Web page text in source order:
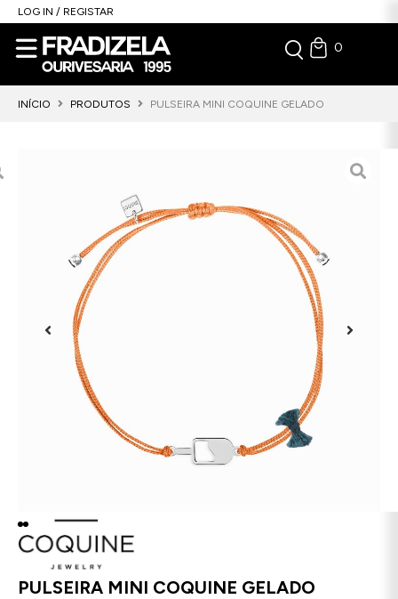
LOG IN / REGISTAR
0
INÍCIO PRODUTOS PULSEIRA MINI COQUINE GELADO
PULSEIRA MINI COQUINE GELADO